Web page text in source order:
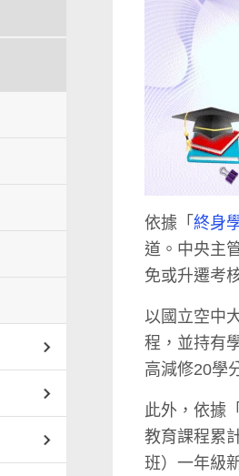
依據「終身
道。中央主
免或升遷考
以國立空中
程，並持有
高減修20學
此外，依據「
教育課程累
班）一年級